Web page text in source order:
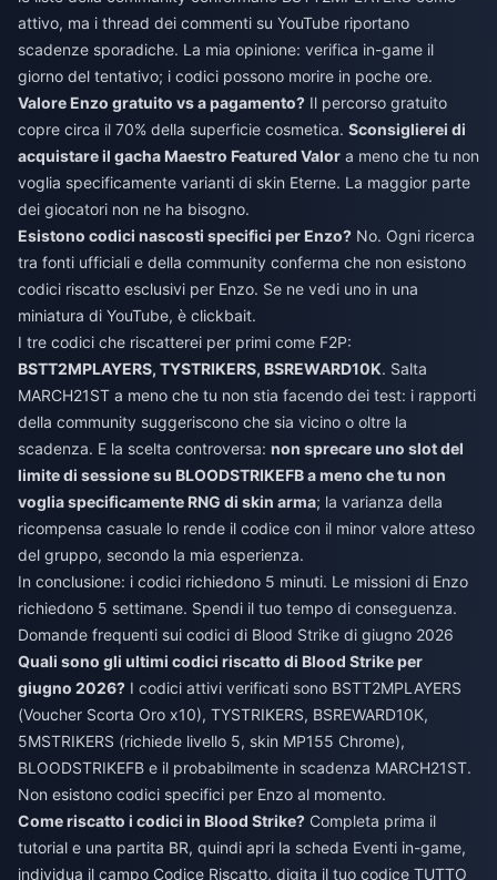
attivo, ma i thread dei commenti su YouTube riportano
scadenze sporadiche. La mia opinione: verifica in-game il
giorno del tentativo; i codici possono morire in poche ore.
Valore Enzo gratuito vs a pagamento? Il percorso gratuito
copre circa il 70% della superficie cosmetica. Sconsiglierei di
acquistare il gacha Maestro Featured Valor a meno che tu non
voglia specificamente varianti di skin Eterne. La maggior parte
dei giocatori non ne ha bisogno.
Esistono codici nascosti specifici per Enzo? No. Ogni ricerca
tra fonti ufficiali e della community conferma che non esistono
codici riscatto esclusivi per Enzo. Se ne vedi uno in una
miniatura di YouTube, è clickbait.
I tre codici che riscatterei per primi come F2P:
BSTT2MPLAYERS, TYSTRIKERS, BSREWARD10K. Salta
MARCH21ST a meno che tu non stia facendo dei test: i rapporti
della community suggeriscono che sia vicino o oltre la
scadenza. E la scelta controversa: non sprecare uno slot del
limite di sessione su BLOODSTRIKEFB a meno che tu non
voglia specificamente RNG di skin arma; la varianza della
ricompensa casuale lo rende il codice con il minor valore atteso
del gruppo, secondo la mia esperienza.
In conclusione: i codici richiedono 5 minuti. Le missioni di Enzo
richiedono 5 settimane. Spendi il tuo tempo di conseguenza.
Domande frequenti sui codici di Blood Strike di giugno 2026
Quali sono gli ultimi codici riscatto di Blood Strike per
giugno 2026? I codici attivi verificati sono BSTT2MPLAYERS
(Voucher Scorta Oro x10), TYSTRIKERS, BSREWARD10K,
5MSTRIKERS (richiede livello 5, skin MP155 Chrome),
BLOODSTRIKEFB e il probabilmente in scadenza MARCH21ST.
Non esistono codici specifici per Enzo al momento.
Come riscatto i codici in Blood Strike? Completa prima il
tutorial e una partita BR, quindi apri la scheda Eventi in-game,
individua il campo Codice Riscatto, digita il tuo codice TUTTO